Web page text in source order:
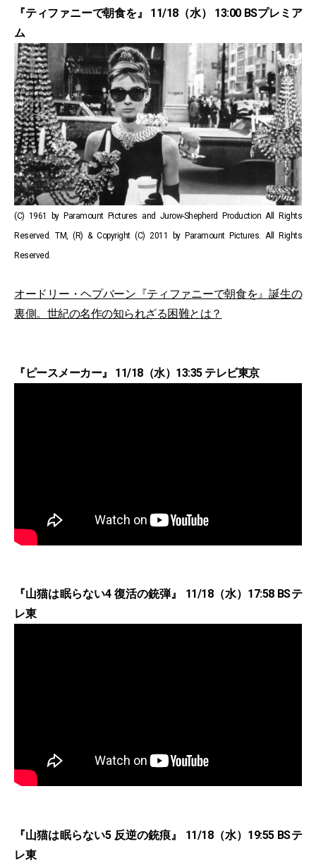
『ティファニーで朝食を』 11/18（水） 13:00 BSプレミア
ム
(C) 1961 by Paramount Pictures and Jurow-Shepherd Production All Rights
Reserved. TM, (R) & Copyright (C) 2011 by Paramount Pictures. All Rights
Reserved.
オードリー・ヘプバーン『ティファニーで朝食を』誕生の
裏側。世紀の名作の知られざる困難とは？
『ピースメーカー』 11/18（水）13:35 テレビ東京
『山猫は眠らない4 復活の銃弾』 11/18（水）17:58 BSテ
レ東
『山猫は眠らない5 反逆の銃痕』 11/18（水）19:55 BSテ
レ東